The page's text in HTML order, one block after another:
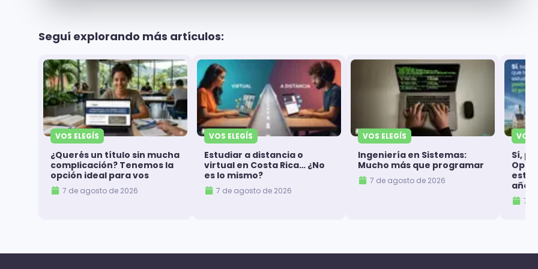
Seguí explorando más artículos:
VOS ELEGÍS
¿Querés un título sin mucha
complicación? Tenemos la
opción ideal para vos
7 de agosto de 2026
VOS ELEGÍS
Estudiar a distancia o
virtual en Costa Rica… ¿No
es lo mismo?
7 de agosto de 2026
VOS ELEGÍS
Ingeniería en Sistemas:
Mucho más que programar
7 de agosto de 2026
VOS
Sí,
año
7